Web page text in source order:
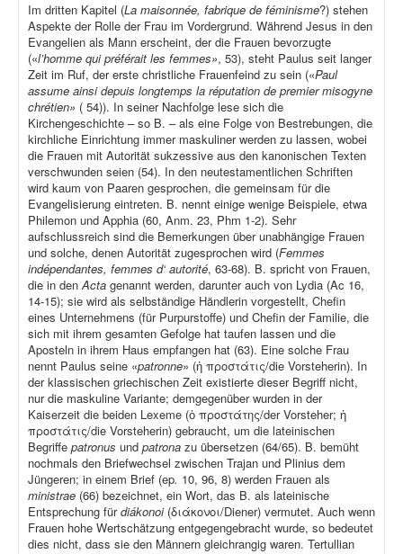
Im dritten Kapitel (La maisonnée, fabrique de féminisme?) stehen
Aspekte der Rolle der Frau im Vordergrund. Während Jesus in den
Evangelien als Mann erscheint, der die Frauen bevorzugte
(«l’homme qui préférait les femmes», 53), steht Paulus seit langer
Zeit im Ruf, der erste christliche Frauenfeind zu sein («Paul
assume ainsi depuis longtemps la réputation de premier misogyne
chrétien» ( 54)). In seiner Nachfolge lese sich die
Kirchengeschichte – so B. – als eine Folge von Bestrebungen, die
kirchliche Einrichtung immer maskuliner werden zu lassen, wobei
die Frauen mit Autorität sukzessive aus den kanonischen Texten
verschwunden seien (54). In den neutestamentlichen Schriften
wird kaum von Paaren gesprochen, die gemeinsam für die
Evangelisierung eintreten. B. nennt einige wenige Beispiele, etwa
Philemon und Apphia (60, Anm. 23, Phm 1-2). Sehr
aufschlussreich sind die Bemerkungen über unabhängige Frauen
und solche, denen Autorität zugesprochen wird (Femmes
indépendantes, femmes d‘ autorité, 63-68). B. spricht von Frauen,
die in denActa genannt werden, darunter auch von Lydia (Ac 16,
14-15); sie wird als selbständige Händlerin vorgestellt, Chefin
eines Unternehmens (für Purpurstoffe) und Chefin der Familie, die
sich mit ihrem gesamten Gefolge hat taufen lassen und die
Aposteln in ihrem Haus empfangen hat (63). Eine solche Frau
nennt Paulus seine «patronne» (ἡ προστάτις/die Vorsteherin). In
der klassischen griechischen Zeit existierte dieser Begriff nicht,
nur die maskuline Variante; demgegenüber wurden in der
Kaiserzeit die beiden Lexeme (ὁ προστάτης/der Vorsteher; ἡ
προστάτις/die Vorsteherin) gebraucht, um die lateinischen
Begriffe patronus und patrona zu übersetzen (64/65). B. bemüht
nochmals den Briefwechsel zwischen Trajan und Plinius dem
Jüngeren; in einem Brief (ep. 10, 96, 8) werden Frauen als
ministrae (66) bezeichnet, ein Wort, das B. als lateinische
Entsprechung fürdiákonoi (διάκονοι/Diener) vermutet. Auch wenn
Frauen hohe Wertschätzung entgegengebracht wurde, so bedeutet
dies nicht, dass sie den Männern gleichrangig waren. Tertullian